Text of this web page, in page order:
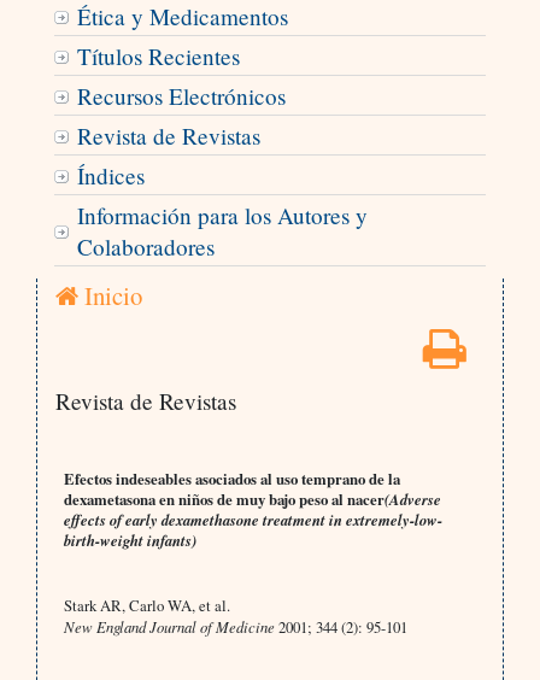
Ética y Medicamentos
Títulos Recientes
Recursos Electrónicos
Revista de Revistas
Índices
Información para los Autores y
Colaboradores
Inicio
Revista de Revistas
Efectos indeseables asociados al uso temprano de la
dexametasona en niños de muy bajo peso al nacer(Adverse
effects of early dexamethasone treatment in extremely-low-
birth-weight infants)
Stark AR, Carlo WA, et al.
New England Journal of Medicine2001; 344 (2): 95-101